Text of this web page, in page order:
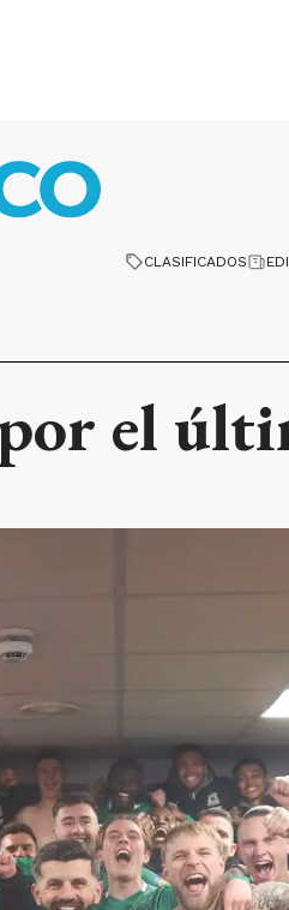
CLASIFICADOS
el